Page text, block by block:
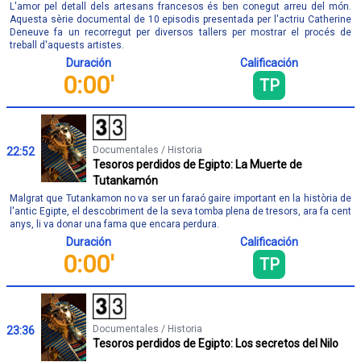
L'amor pel detall dels artesans francesos és ben conegut arreu del món.
Aquesta sèrie documental de 10 episodis presentada per l'actriu Catherine
Deneuve fa un recorregut per diversos tallers per mostrar el procés de
treball d'aquests artistes.
Duración
0:00'
Calificación
TP
22:52 Documentales / Historia
Tesoros perdidos de Egipto: La Muerte de
Tutankamón
Malgrat que Tutankamon no va ser un faraó gaire important en la història de
l'antic Egipte, el descobriment de la seva tomba plena de tresors, ara fa cent
anys, li va donar una fama que encara perdura.
Duración
0:00'
Calificación
TP
23:36 Documentales / Historia
Tesoros perdidos de Egipto: Los secretos del Nilo